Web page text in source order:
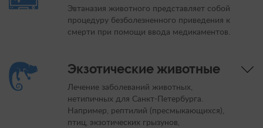
Эвтаназия животного представляет собой
процедуру безболезненного приведения к
смерти при помощи ввода медикаментов.
Экзотические животные
Лечение заболеваний животных,
нетипичных для Санкт-Петербурга.
Например, рептилий (пресмыкающихся),
птиц, экзотических грызунов,